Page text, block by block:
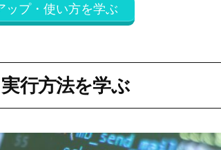
ップ・使い方を学ぶ
行方法を学ぶ